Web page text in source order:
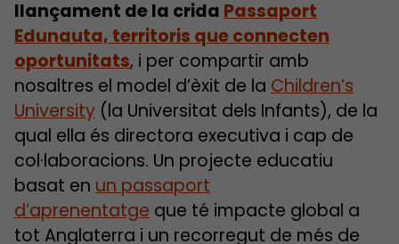
llançament de la crida Passaport
Edunauta, territoris que connecten
oportunitats, i per compartir amb
nosaltres el model d’èxit de la Children’s
University (la Universitat dels Infants), de la
qual ella és directora executiva i cap de
col·laboracions. Un projecte educatiu
basat en un passaport
d’aprenentatge que té impacte global a
tot Anglaterra i un recorregut de més de